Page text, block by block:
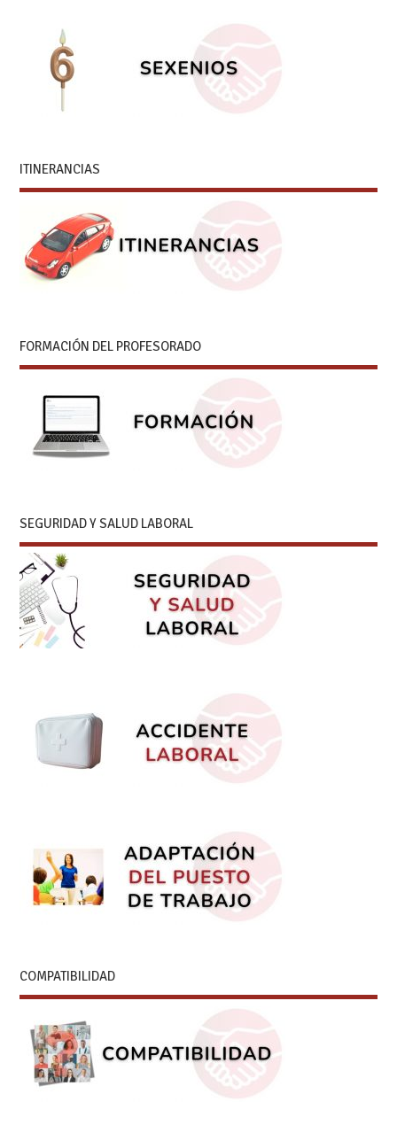
ITINERANCIAS
FORMACIÓN DEL PROFESORADO
SEGURIDAD Y SALUD LABORAL
COMPATIBILIDAD